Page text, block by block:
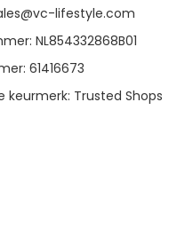
lifestyle.com
NL854332868B01
61416673
keurmerk: Trusted Shops